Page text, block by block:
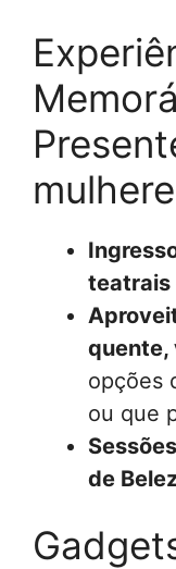
teatrais
quente,
opções
ou que
de